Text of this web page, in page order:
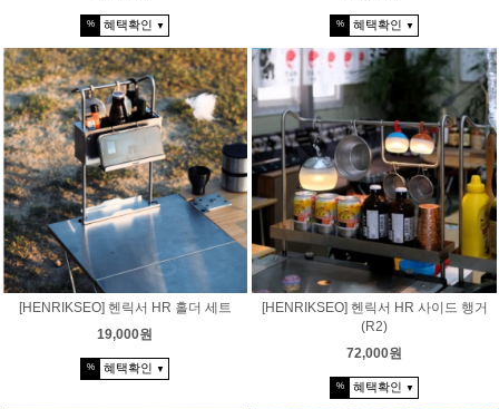
% 혜택확인 ▼ % 혜택확인 ▼
[HENRIKSEO] 헨릭서 HR 홀더 세트
19,000원
% 혜택확인 ▼
[HENRIKSEO] 헨릭서 HR 사이드 행거
(R2)
72,000원
% 혜택확인 ▼